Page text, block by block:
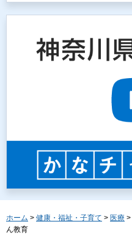
ホーム > 健康・福祉・子育て > 医療 >
ん教育